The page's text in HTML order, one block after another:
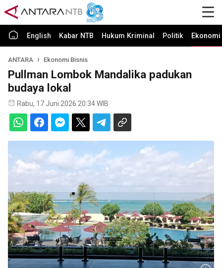
English Kabar NTB Hukum Kriminal Politik
ANTARA Ekonomi Bisnis
Pullman Lombok Mandalika padukan
budaya lokal
Rabu, 17 Juni 2026 20:34 WIB